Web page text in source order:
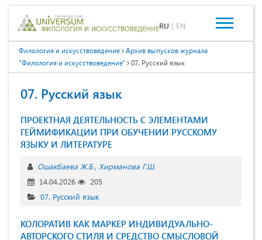
RU | EN
Филология и искусствоведение
Архив выпусков журнала
"Филология и искусствоведение"
07. Русский язык
07. Русский язык
ПРОЕКТНАЯ ДЕЯТЕЛЬНОСТЬ С ЭЛЕМЕНТАМИ
ГЕЙМИФИКАЦИИ ПРИ ОБУЧЕНИИ РУССКОМУ
ЯЗЫКУ И ЛИТЕРАТУРЕ
Ошакбаева Ж.Б. Хирманова Г.Ш.
14.04.2026
205
07. Русский язык
КОЛОРАТИВ КАК МАРКЕР ИНДИВИДУАЛЬНО-
АВТОРСКОГО СТИЛЯ И СРЕДСТВО СМЫСЛОВОЙ